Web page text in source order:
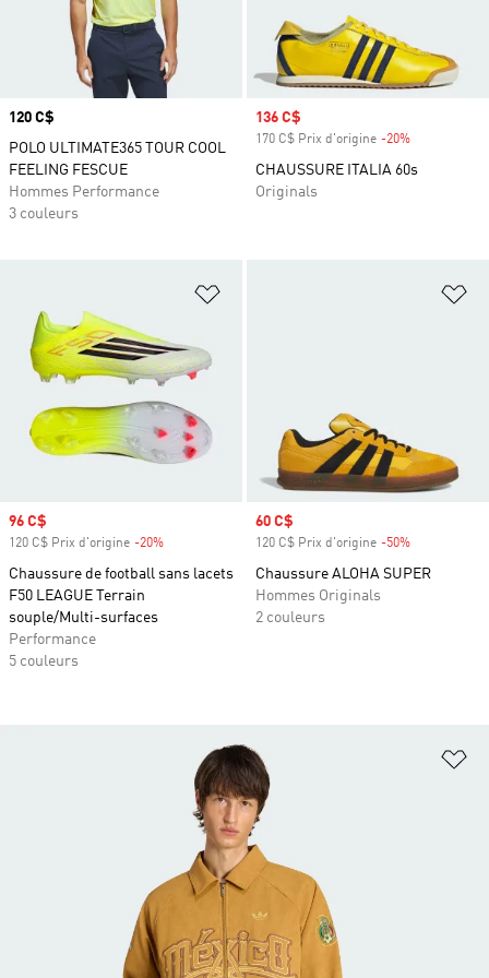
Prix
120 C$
POLO ULTIMATE365 TOUR COOL
FEELING FESCUE
Hommes Performance
3 couleurs
Prix soldé
136 C$
170 C$ Prix d'origine -20%
CHAUSSURE ITALIA 60s
Originals
Ajouter à la Liste de produits
Prix soldé
96 C$
120 C$ Prix d'origine -20%
Chaussure de football sans lacets
F50 LEAGUE Terrain
souple/Multi-surfaces
Performance
5 couleurs
Prix soldé
60 C$
120 C$ Prix d'origine -50%
Chaussure ALOHA SUPER
Hommes Originals
2 couleurs